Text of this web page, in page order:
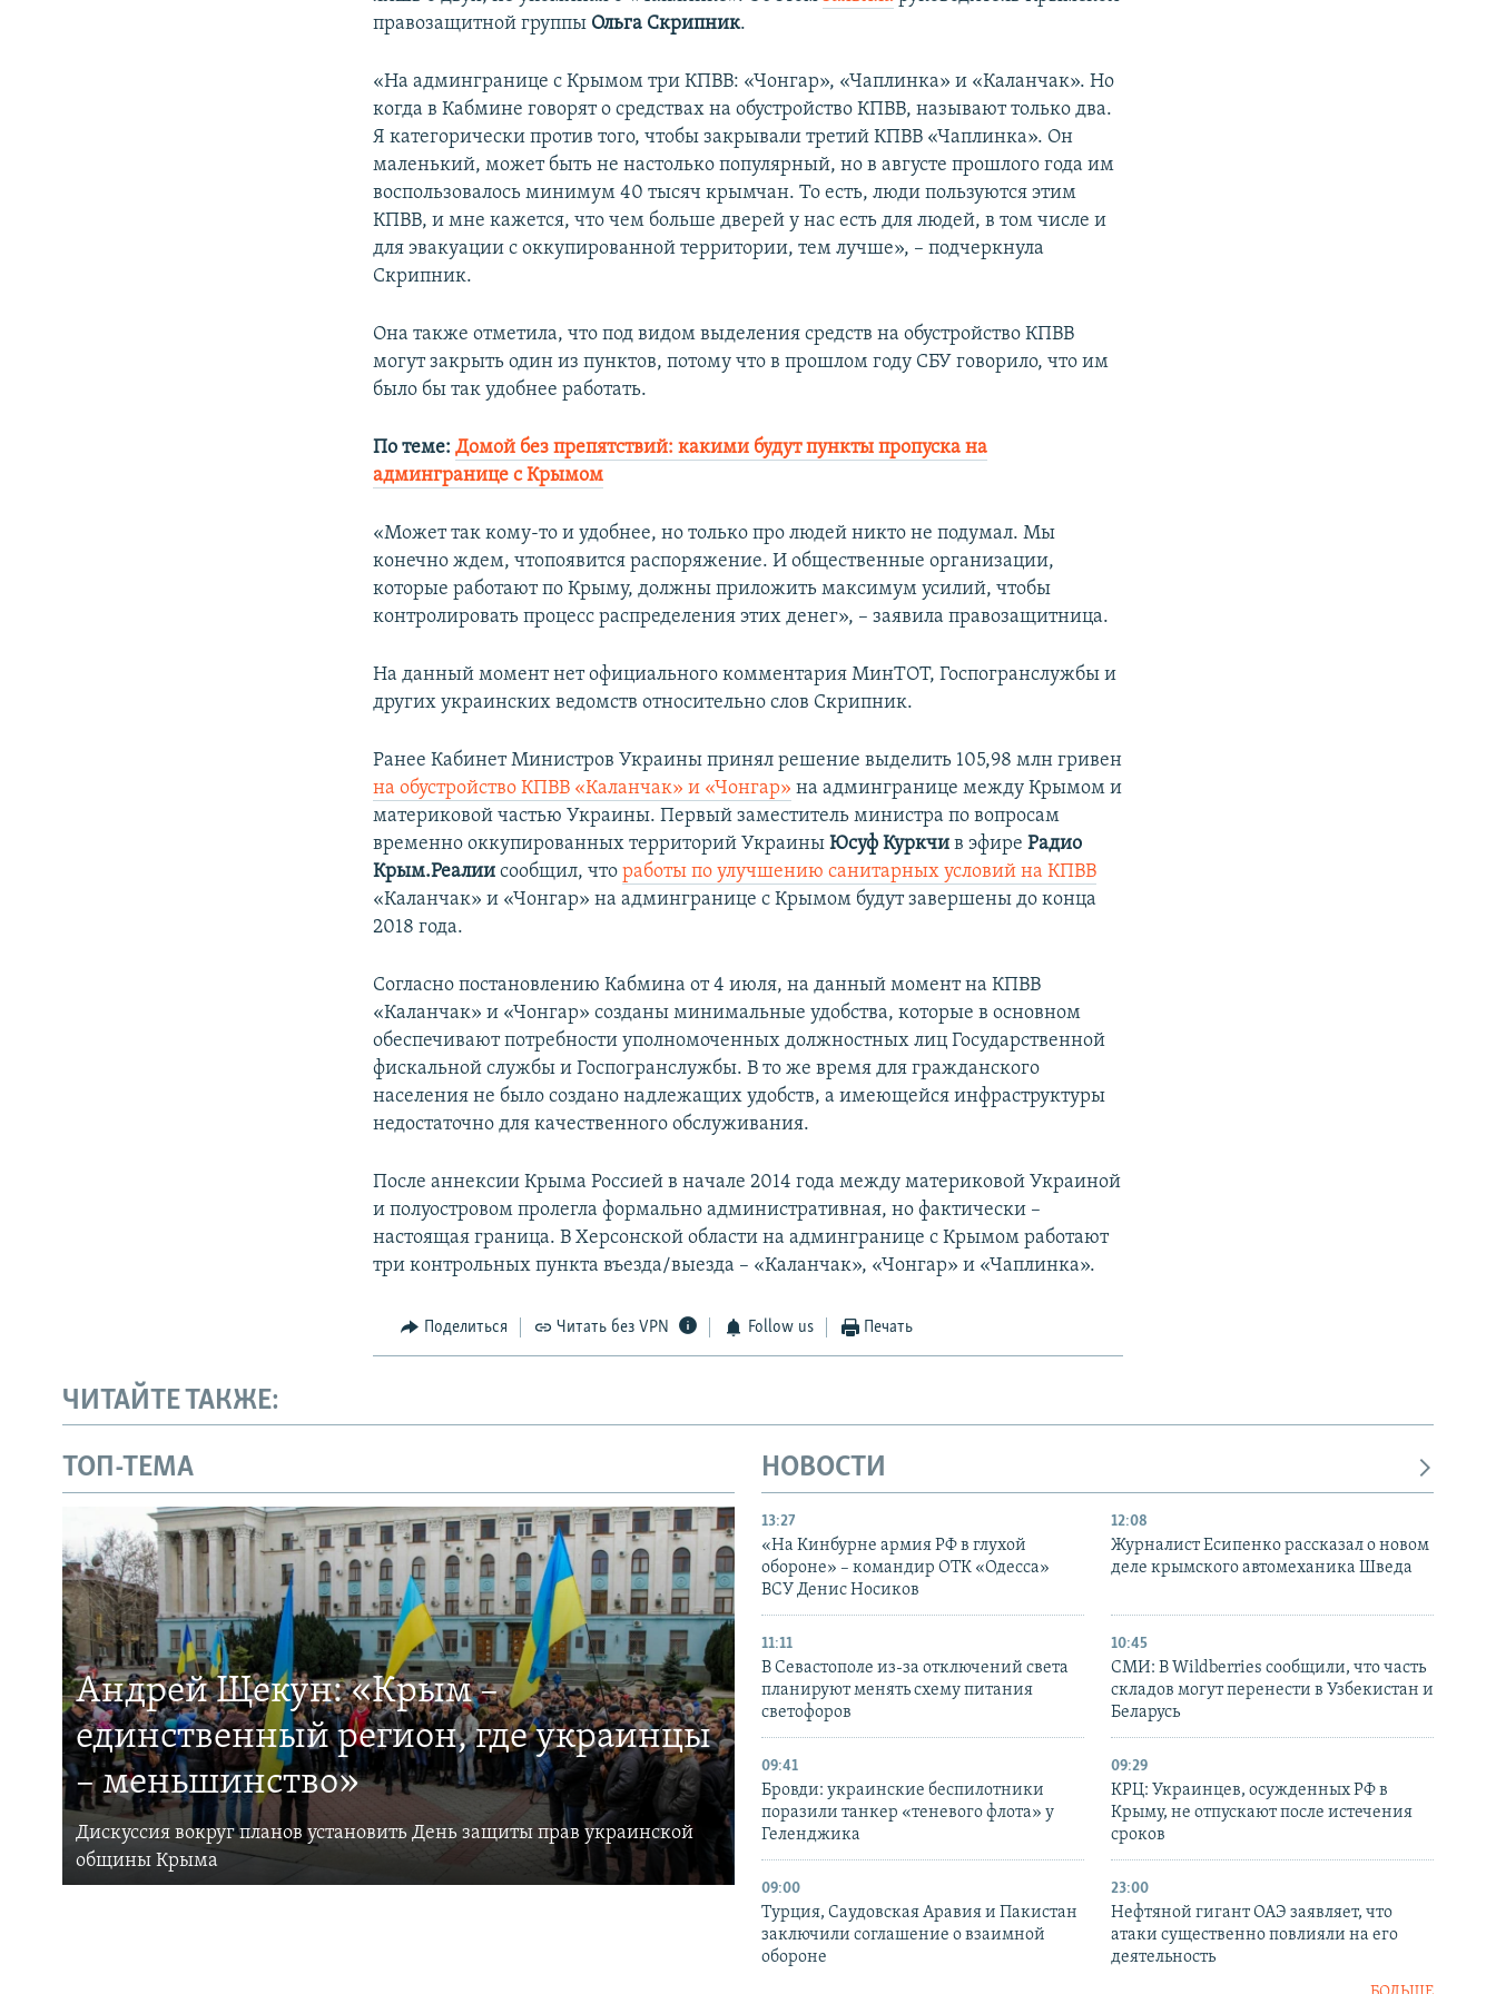
правозащитной группы Ольга Скрипник.
«На админгранице с Крымом три КПВВ: «Чонгар», «Чаплинка» и «Каланчак». Но
когда в Кабмине говорят о средствах на обустройство КПВВ, называют только два.
Я категорически против того, чтобы закрывали третий КПВВ «Чаплинка». Он
маленький, может быть не настолько популярный, но в августе прошлого года им
воспользовалось минимум 40 тысяч крымчан. То есть, люди пользуются этим
КПВВ, и мне кажется, что чем больше дверей у нас есть для людей, в том числе и
для эвакуации с оккупированной территории, тем лучше», – подчеркнула
Скрипник.
Она также отметила, что под видом выделения средств на обустройство КПВВ
могут закрыть один из пунктов, потому что в прошлом году СБУ говорило, что им
было бы так удобнее работать.
По теме:Домой без препятствий: какими будут пункты пропуска на
админгранице с Крымом
«Может так кому-то и удобнее, но только про людей никто не подумал. Мы
конечно ждем, чтопоявится распоряжение. И общественные организации,
которые работают по Крыму, должны приложить максимум усилий, чтобы
контролировать процесс распределения этих денег», – заявила правозащитница.
На данный момент нет официального комментария МинТОТ, Госпогранслужбы и
других украинских ведомств относительно слов Скрипник.
Ранее Кабинет Министров Украины принял решение выделить 105,98 млн гривен
на обустройство КПВВ «Каланчак» и «Чонгар» на админгранице между Крымом и
материковой частью Украины. Первый заместитель министра по вопросам
временно оккупированных территорий УкраиныЮсуф Куркчив эфиреРадио
Крым.Реалии сообщил, чтоработы по улучшению санитарных условий на КПВВ
«Каланчак» и «Чонгар» на админгранице с Крымом будут завершены до конца
2018 года​.
Согласно постановлению Кабмина от 4 июля, на данный момент на КПВВ
«Каланчак» и «Чонгар» созданы минимальные удобства, которые в основном
обеспечивают потребности уполномоченных должностных лиц Государственной
фискальной службы и Госпогранслужбы. В то же время для гражданского
населения не было создано надлежащих удобств, а имеющейся инфраструктуры
недостаточно для качественного обслуживания.
После аннексии Крыма Россией в начале 2014 года между материковой Украиной
и полуостровом пролегла формально административная, но фактически –
настоящая граница. В Херсонской области на админгранице с Крымом работают
три контрольных пункта въезда/выезда – «Каланчак», «Чонгар» и «Чаплинка».
Поделиться Читать без VPN Follow us Печать
ЧИТАЙТЕ ТАКЖЕ:
ТОП-ТЕМА
Андрей Щекун: «Крым –
единственный регион, где украинцы
– меньшинство»
Дискуссия вокруг планов установить День защиты прав украинской
общины Крыма
НОВОСТИ
13:27
«На Кинбурне армия РФ в глухой
обороне» – командир ОТК «Одесса»
ВСУ Денис Носиков
12:08
Журналист Есипенко рассказал о новом
деле крымского автомеханика Шведа
11:11
В Севастополе из-за отключений света
планируют менять схему питания
светофоров
10:45
СМИ: В Wildberries сообщили, что часть
складов могут перенести в Узбекистан и
Беларусь
09:41
Бровди: украинские беспилотники
поразили танкер «теневого флота» у
Геленджика
09:29
КРЦ: Украинцев, осужденных РФ в
Крыму, не отпускают после истечения
сроков
09:00
Турция, Саудовская Аравия и Пакистан
заключили соглашение о взаимной
обороне
23:00
Нефтяной гигант ОАЭ заявляет, что
атаки существенно повлияли на его
деятельность